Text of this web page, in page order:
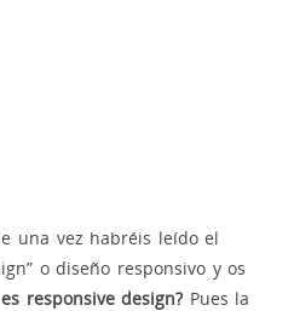
una vez habréis leído el
o diseño responsivo y os
responsive design?Pues la